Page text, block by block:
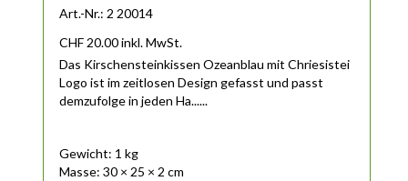
Art.-Nr.: 2 20014
CHF 20.00 inkl. MwSt.
Das Kirschensteinkissen Ozeanblau mit Chriesistei
Logo ist im zeitlosen Design gefasst und passt
demzufolge in jeden Ha......
Gewicht: 1 kg
Masse: 30 × 25 × 2 cm